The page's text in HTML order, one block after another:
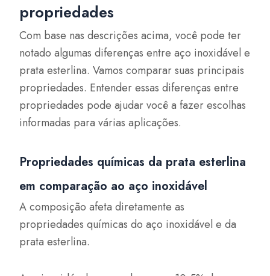
propriedades
Com base nas descrições acima, você pode ter
notado algumas diferenças entre aço inoxidável e
prata esterlina. Vamos comparar suas principais
propriedades. Entender essas diferenças entre
propriedades pode ajudar você a fazer escolhas
informadas para várias aplicações.
Propriedades químicas da prata esterlina
em comparação ao aço inoxidável
A composição afeta diretamente as
propriedades químicas do aço inoxidável e da
prata esterlina.